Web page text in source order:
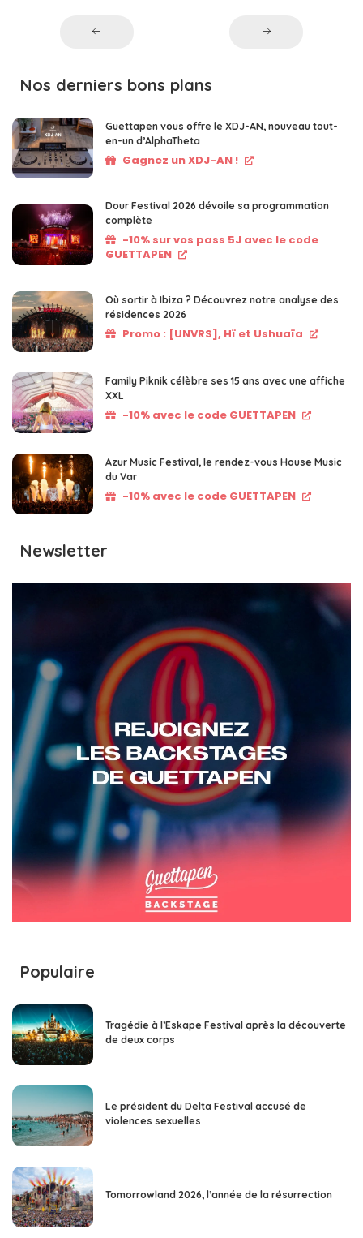
Nos derniers bons plans
Guettapen vous offre le XDJ-AN, nouveau tout-
en-un d’AlphaTheta
Gagnez un XDJ-AN !
Dour Festival 2026 dévoile sa programmation
complète
-10% sur vos pass 5J avec le code
GUETTAPEN
Où sortir à Ibiza ? Découvrez notre analyse des
résidences 2026
Promo : [UNVRS], Hï et Ushuaïa
Family Piknik célèbre ses 15 ans avec une affiche
XXL
-10% avec le code GUETTAPEN
Azur Music Festival, le rendez-vous House Music
du Var
-10% avec le code GUETTAPEN
Newsletter
Populaire
Tragédie à l’Eskape Festival après la découverte
de deux corps
Le président du Delta Festival accusé de
violences sexuelles
Tomorrowland 2026, l’année de la résurrection